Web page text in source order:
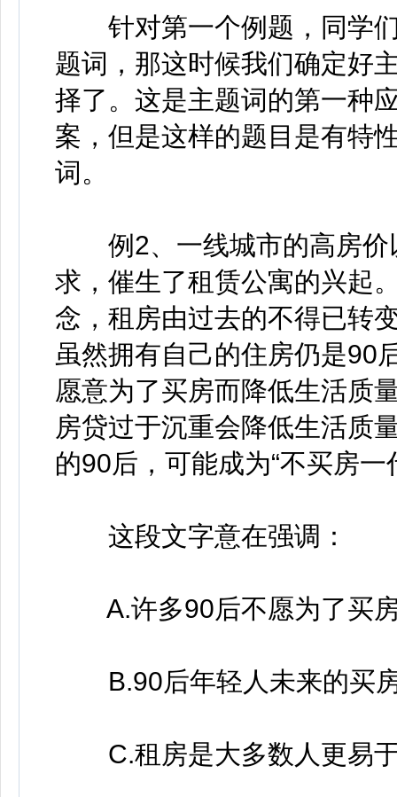
针对第一个例题，同学们
题词，那这时候我们确定好
择了。这是主题词的第一种
案，但是这样的题目是有特
词。
例2、一线城市的高房价
求，催生了租赁公寓的兴起
念，租房由过去的不得已转
虽然拥有自己的住房仍是90
愿意为了买房而降低生活质
房贷过于沉重会降低生活质
的90后，可能成为“不买房一
这段文字意在强调：
A.许多90后不愿为了买房
B.90后年轻人未来的买
C.租房是大多数人更易于